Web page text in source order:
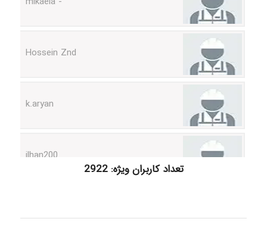
تعداد کاربران ویژه: 2922